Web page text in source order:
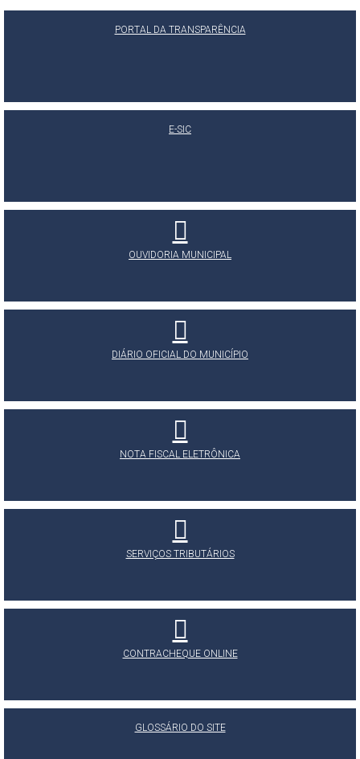
PORTAL DA TRANSPARÊNCIA
E-SIC
OUVIDORIA MUNICIPAL
DIÁRIO OFICIAL DO MUNICÍPIO
NOTA FISCAL ELETRÔNICA
SERVIÇOS TRIBUTÁRIOS
CONTRACHEQUE ONLINE
GLOSSÁRIO DO SITE